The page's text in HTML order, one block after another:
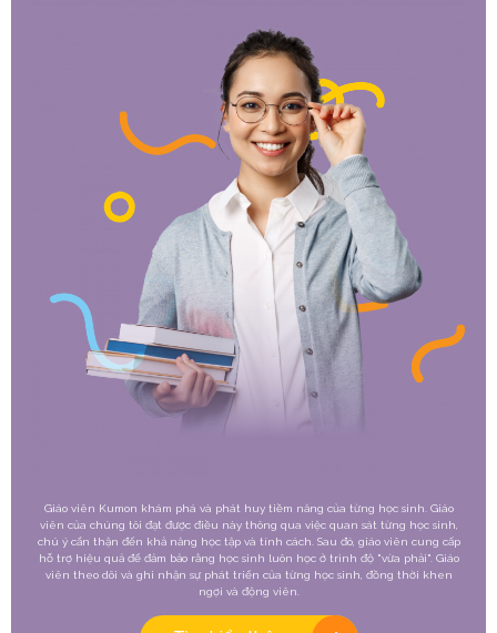
Giáo viên Kumon khám phá và phát huy tiềm năng của từng học sinh. Giáo
viên của chúng tôi đạt được điều này thông qua việc quan sát từng học sinh,
chú ý cẩn thận đến khả năng học tập và tính cách. Sau đó, giáo viên cung cấp
hỗ trợ hiệu quả để đảm bảo rằng học sinh luôn học ở trình độ "vừa phải". Giáo
viên theo dõi và ghi nhận sự phát triển của từng học sinh, đồng thời khen
ngợi và động viên.